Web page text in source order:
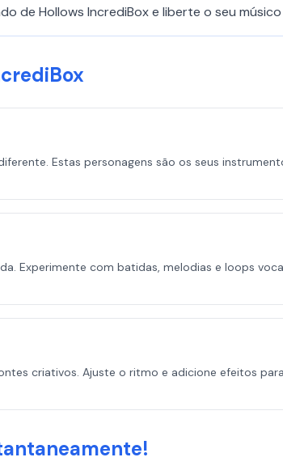
de Hollows IncrediBox e liberte o seu
Estas personagens são os seus
Experimente com batidas, melodias e loops
criativos. Ajuste o ritmo e adicione efeitos